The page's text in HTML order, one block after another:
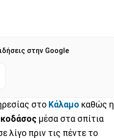
στην Google
στο Κάλαμο καθώς η
μέσα στα σπίτια
λίγο πριν τις πέντε το